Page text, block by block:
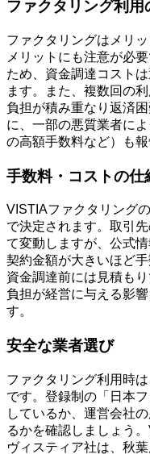
ファクタリング利用
ファクタリングはメリ
メリットにも注意が必
ため、資金調達コスト
ます。また、複数回の
負担が積み重なり返済
に、一部の悪質業者に
の高額手数料など）も報
手数料・コストの仕
VISTIAファクタリング
で決定されます。取引
て変動しますが、公式
契約金額が大きいほど
資金調達前には見積も
負担が経営に与える影
す。
安全な業者選び
ファクタリング利用時
です。登録制の「日本
しているか、運営会社
るかを確認しましょう
ヴィスティア社は、秋